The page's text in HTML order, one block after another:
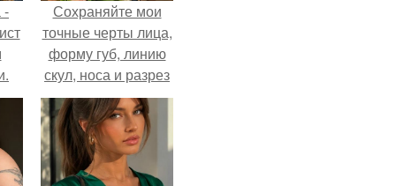
-
Сохраняйте мои
точные черты лица,
форму губ, линию
скул, носа и разрез
глаз.